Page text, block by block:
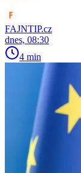
FAJNTIP.cz
dnes, 08:30
4 min